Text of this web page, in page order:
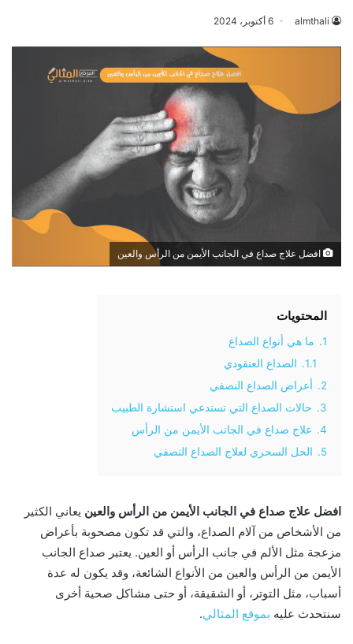
almthali 6 أكتوبر، 2024
افضل علاج صداع في الجانب الأيمن من الرأس والعين
المحتويات
1.
ما هي أنواع الصداع
1.1.
الصداع العنقودي
2.
أعراض الصداع النصفي
3.
حالات الصداع التي تستدعي استشارة الطبيب
4.
علاج صداع في الجانب الأيمن من الرأس
5.
الحل السحري لعلاج الصداع النصفي
افضل علاج صداع في الجانب الأيمن من الرأس والعين يعاني الكثير
من الأشخاص من آلام الصداع، والتي قد تكون مصحوبة بأعراض
مزعجة مثل الألم في جانب الرأس أو العين. يعتبر صداع الجانب
الأيمن من الرأس والعين من الأنواع الشائعة، وقد يكون له عدة
أسباب، مثل التوتر، أو الشقيقة، أو حتى مشاكل صحية أخرى
سنتحدث عليه بموقع المثالي.